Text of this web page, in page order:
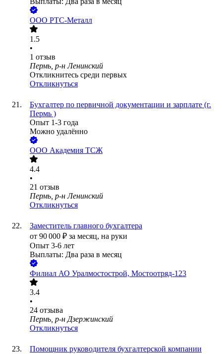
ООО РТС-Металл
1.5
•
1 отзыв
Пермь, р-н Ленинский
Откликнитесь среди первых
Откликнуться
Бухгалтер по первичной документации и зарплате (г.
Пермь )
Опыт 1-3 года
Можно удалённо
ООО Академия ТСЖ
4.4
•
21 отзыв
Пермь, р-н Ленинский
Откликнуться
Заместитель главного бухгалтера
от 90 000 ₽ за месяц, на руки
Опыт 3-6 лет
Выплаты: Два раза в месяц
Филиал АО Уралмостострой, Мостоотряд-123
3.4
•
24 отзыва
Пермь, р-н Дзержинский
Откликнуться
Помощник руководителя бухгалтерской компании